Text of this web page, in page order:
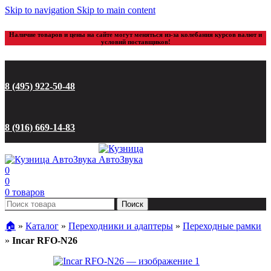
Skip to navigation Skip to main content
Наличие товаров и цены на сайте могут меняться из-за колебания курсов валют и
условий поставщиков!
8 (495) 922-50-48
8 (916) 669-14-83
0
0
0 товаров
Поиск
🏠︎ » Каталог » Переходники и адаптеры » Переходные рамки
» Incar RFO-N26